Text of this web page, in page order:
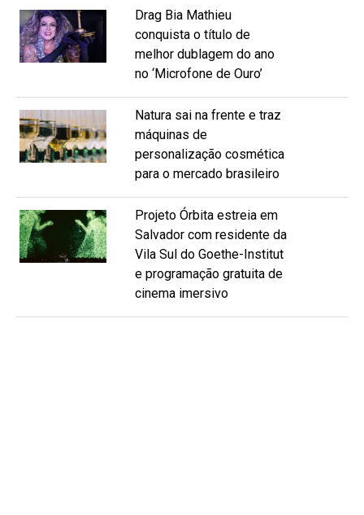
Drag Bia Mathieu
conquista o título de
melhor dublagem do ano
no ‘Microfone de Ouro’
Natura sai na frente e traz
máquinas de
personalização cosmética
para o mercado brasileiro
Projeto Órbita estreia em
Salvador com residente da
Vila Sul do Goethe-Institut
e programação gratuita de
cinema imersivo